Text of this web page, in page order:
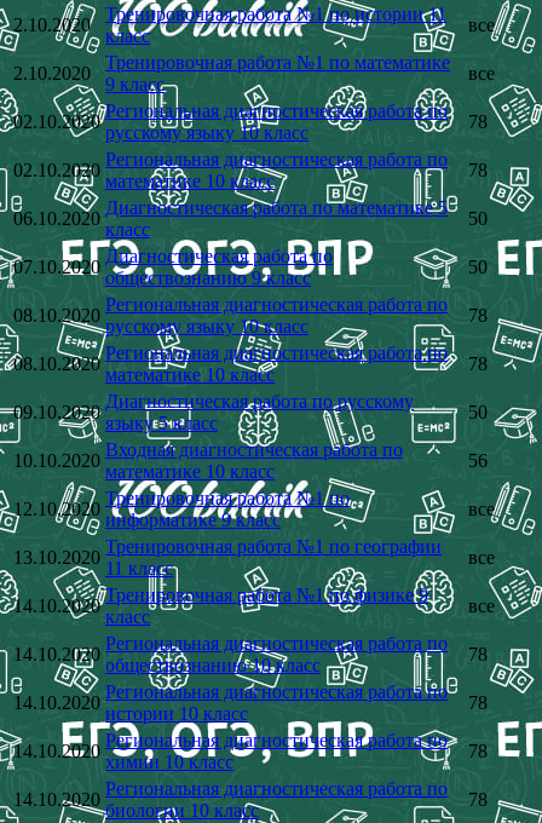
2.10.2020
Тренировочная работа №1 по истории 11
класс
все
2.10.2020
Тренировочная работа №1 по математике
9 класс
все
02.10.2020
Региональная диагностическая работа по
русскому языку 10 класс
78
02.10.2020
Региональная диагностическая работа по
математике 10 класс
78
06.10.2020
Диагностическая работа по математике 5
класс
50
07.10.2020
Диагностическая работа по
обществознанию 9 класс
50
08.10.2020
Региональная диагностическая работа по
русскому языку 10 класс
78
08.10.2020
Региональная диагностическая работа по
математике 10 класс
78
09.10.2020
Диагностическая работа по русскому
языку 5 класс
50
10.10.2020
Входная диагностическая работа по
математике 10 класс
56
12.10.2020
Тренировочная работа №1 по
информатике 9 класс
все
13.10.2020
Тренировочная работа №1 по географии
11 класс
все
14.10.2020
Тренировочная работа №1 по физике 9
класс
все
14.10.2020
Региональная диагностическая работа по
обществознанию 10 класс
78
14.10.2020
Региональная диагностическая работа по
истории 10 класс
78
14.10.2020
Региональная диагностическая работа по
химии 10 класс
78
14.10.2020
Региональная диагностическая работа по
биологии 10 класс
78